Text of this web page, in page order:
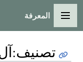
القائمة الرئيسية
المعرفة
تصنيف: